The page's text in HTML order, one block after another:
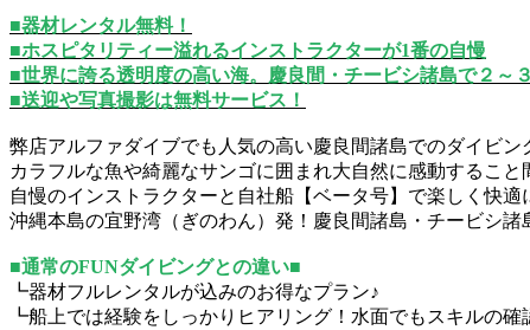
■器材レンタル無料！
■ホスピタリティー溢れるインストラクターが1番の自慢
■世界に誇る透明度の高い海。慶良間・チービシ諸島で２～
■送迎や写真撮影は無料サービス！
弊店アルファダイブでも人気の高い慶良間諸島でのダイビン
カラフルな魚や綺麗なサンゴに囲まれ大自然に感動すること
自慢のインストラクターと自社船【ベータ号】で楽しく快適
沖縄本島の宜野湾（ぎのわん）発！慶良間諸島・チービシ諸
■通常のFUNダイビングとの違い■
┗器材フルレンタルが込みのお得なプラン♪
┗船上では経験をしっかりヒアリング！水面でもスキルの確